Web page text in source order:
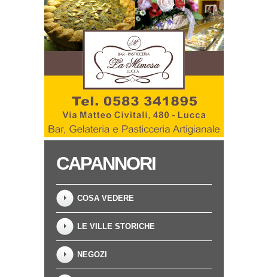
CAPANNORI
COSA VEDERE
LE VILLE STORICHE
NEGOZI